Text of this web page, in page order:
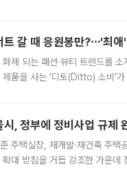
트 갈 때 응원봉만?⋯'최
화제 되는 패션·뷰티 트렌드를
제품을 사는 '디토(Ditto) 소비'가
시, 정부에 정비사업 규
주택실장, 재개발·재건축 주택
확대 방침을 거듭 강조한 가운데